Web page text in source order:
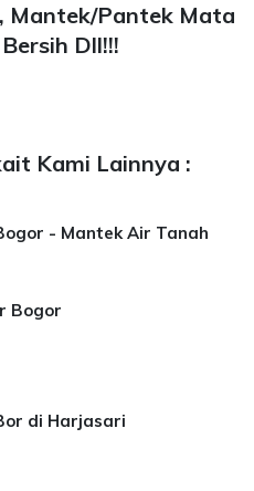
Mantek/Pantek Mata
Dll!!!
Kami Lainnya :
- Mantek Air Tanah
Bogor
di Harjasari